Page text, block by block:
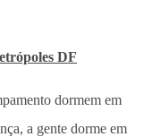
DF
dormem em
a gente dorme em